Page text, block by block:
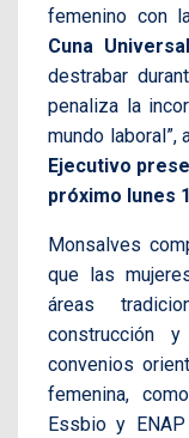
femenino con
Cuna Universal
destrabar
penaliza la
mundo laboral”,
Ejecutivo
próximo lunes
Monsalves
que las
áreas
construcción
convenios
femenina,
Essbio y